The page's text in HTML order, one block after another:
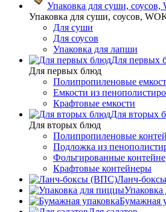
Упаковка для суши, соусов,
Упаковка для суши, соусов,
Для суши
Для соусов
Упаковка для лапши
Для первых
Для первых блюд
Полипропиленовые
Емкости из
Крафтовые емкости
Для вторых
Для вторых блюд
Полипропиленовые
Подложка из
Фольгированные
Крафтовые контейнеры
Ланч-
Бумажная